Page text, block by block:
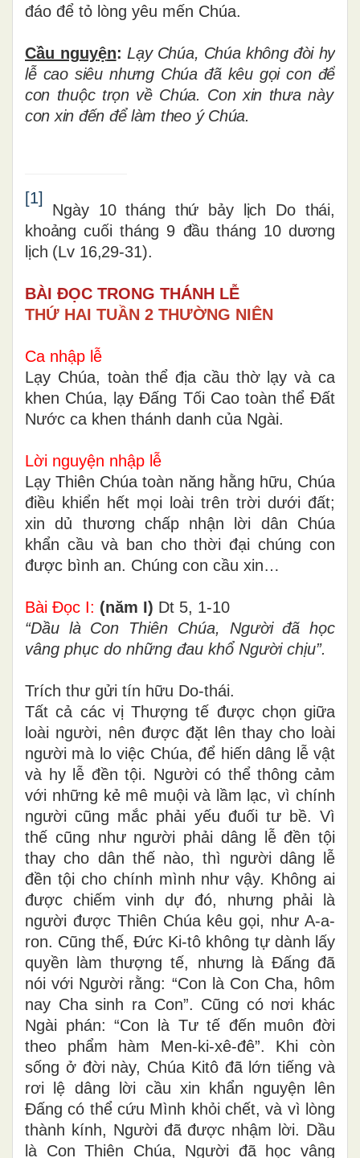
đáo để tỏ lòng yêu mến Chúa.
Cầu nguyện: Lạy Chúa, Chúa khôngđòi hy
lễcao siêu nhưng Chúa đãkêu gọi con để
con thuộc trọn vềChúa. Con xin thưa này
con xin đến đểlàm theo ý Chúa.
[1]
Ngày 10 tháng thứ bảy l ịch Do thái,
khoảng cuối tháng 9 đầu tháng 10 dương
ịch (Lv 16,29-31).
BÀI ĐỌC TRONG THÁNH LỄ
THỨ HAI TUẦN 2 THƯỜNG NIÊN
Ca nhập lễ
Lạy Chúa, toàn thể địa cầu thờ lạy và ca
khen Chúa, lạy Đấng Tối Cao toàn thể Đất
Nước ca khen thánh danh của Ngài.
Lời nguyện nhập lễ
Lạy Thiên Chúa toàn năng hằng hữu, Chúa
điều khiển hết mọi loài trên trời dưới đất;
xin dủ thương chấp nhận lời dân Chúa
khẩn cầu và ban cho thời đại chúng con
được bình an. Chúng con cầu xin…
Bài Ðọc I: (năm I) Dt 5, 1-10
“Dầu là Con Thiên Chúa, Người đã học
vâng phục do những đau khổ Người chịu”.
Trích thư gửi tín hữu Do-thái.
Tất cả các vị Thượng tế được chọn giữa
loài người, nên được đặt lên thay cho loài
người mà lo việc Chúa, để hiến dâng lễ vật
và hy lễ đền tội. Người có thể thông cảm
với những kẻ mê muội và lầm lạc, vì chính
người cũng mắc phải yếu đuối tư bề. Vì
thế cũng như người phải dâng lễ đền tội
thay cho dân thế nào, thì người dâng lễ
đền tội cho chính mình như vậy. Không ai
được chiếm vinh dự đó, nhưng phải là
người được Thiên Chúa kêu gọi, như A-a-
ron. Cũng thế, Ðức Ki-tô không tự dành lấy
quyền làm thượng tế, nhưng là Ðấng đã
nói với Người rằng: “Con là Con Cha, hôm
nay Cha sinh ra Con”. Cũng có nơi khác
Ngài phán: “Con là Tư tế đến muôn đời
theo phẩm hàm Men-ki-xê-đê”. Khi còn
sống ở đời này, Chúa Kitô đã lớn tiếng và
rơi lệ dâng lời cầu xin khẩn nguyện lên
Ðấng có thể cứu Mình khỏi chết, và vì lòng
thành kính, Người đã được nhậm lời. Dầu
là Con Thiên Chúa, Người đã học vâng